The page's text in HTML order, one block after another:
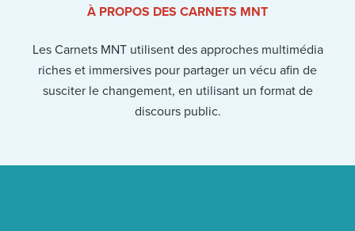
À PROPOS DES CARNETS MNT
Les Carnets MNT utilisent des approches multimédia
riches et immersives pour partager un vécu afin de
susciter le changement, en utilisant un format de
discours public.